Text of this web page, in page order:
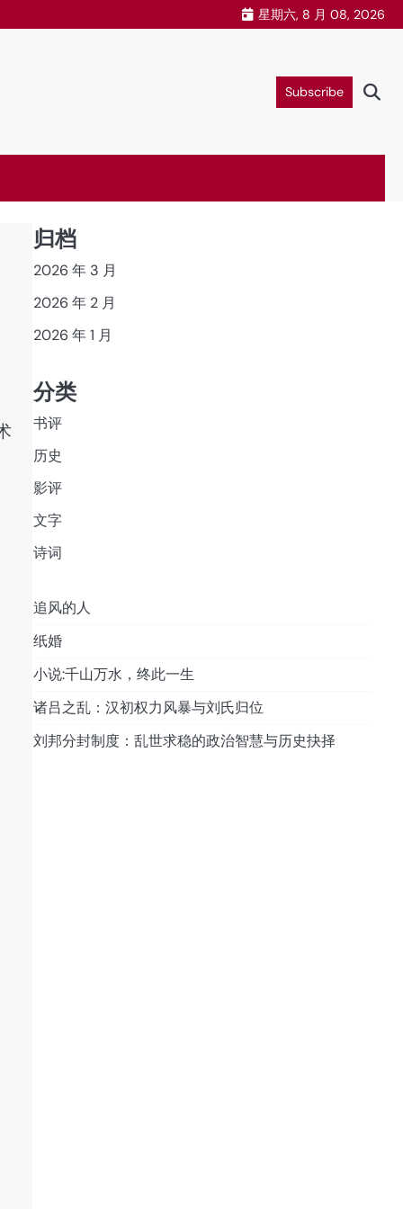
星期六, 8 月 08, 2026
Subscribe
归档
2026 年 3 月
2026 年 2 月
2026 年 1 月
分类
书评
历史
影评
文字
诗词
追风的人
纸婚
小说:千山万水，终此一生
诸吕之乱：汉初权力风暴与刘氏归位
刘邦分封制度：乱世求稳的政治智慧与历史抉择